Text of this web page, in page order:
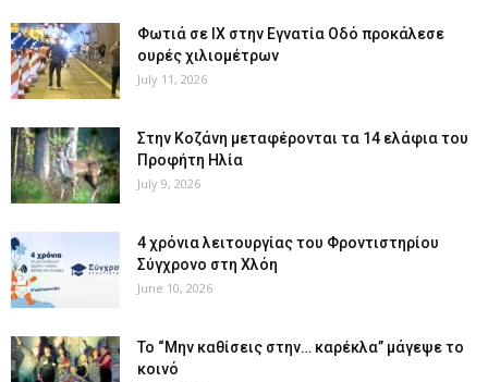
Φωτιά σε ΙΧ στην Εγνατία Οδό προκάλεσε
ουρές χιλιομέτρων
July 11, 2026
Στην Κοζάνη μεταφέρονται τα 14 ελάφια του
Προφήτη Ηλία
July 9, 2026
4 χρόνια λειτουργίας του Φροντιστηρίου
Σύγχρονο στη Χλόη
June 10, 2026
Το “Μην καθίσεις στην… καρέκλα” μάγεψε το
κοινό